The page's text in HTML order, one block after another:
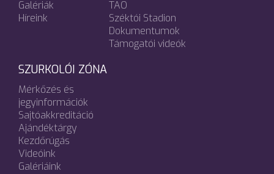
Galériák
Híreink
TAO
Széktói Stadion
Dokumentumok
Támogatói videók
SZURKOLÓI ZÓNA
Mérkőzés és
jegyinformációk
Sajtóakkreditáció
Ajándéktárgy
Kezdőrúgás
Videóink
Galériáink